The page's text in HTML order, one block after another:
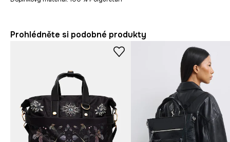
Prohlédněte si podobné produkty